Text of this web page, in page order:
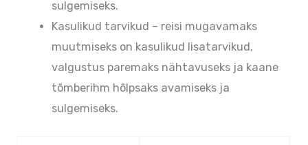
sulgemiseks.
Kasulikud tarvikud – reisi mugavamaks
muutmiseks on kasulikud lisatarvikud,
valgustus paremaks nähtavuseks ja kaane
tõmberihm hõlpsaks avamiseks ja
sulgemiseks.